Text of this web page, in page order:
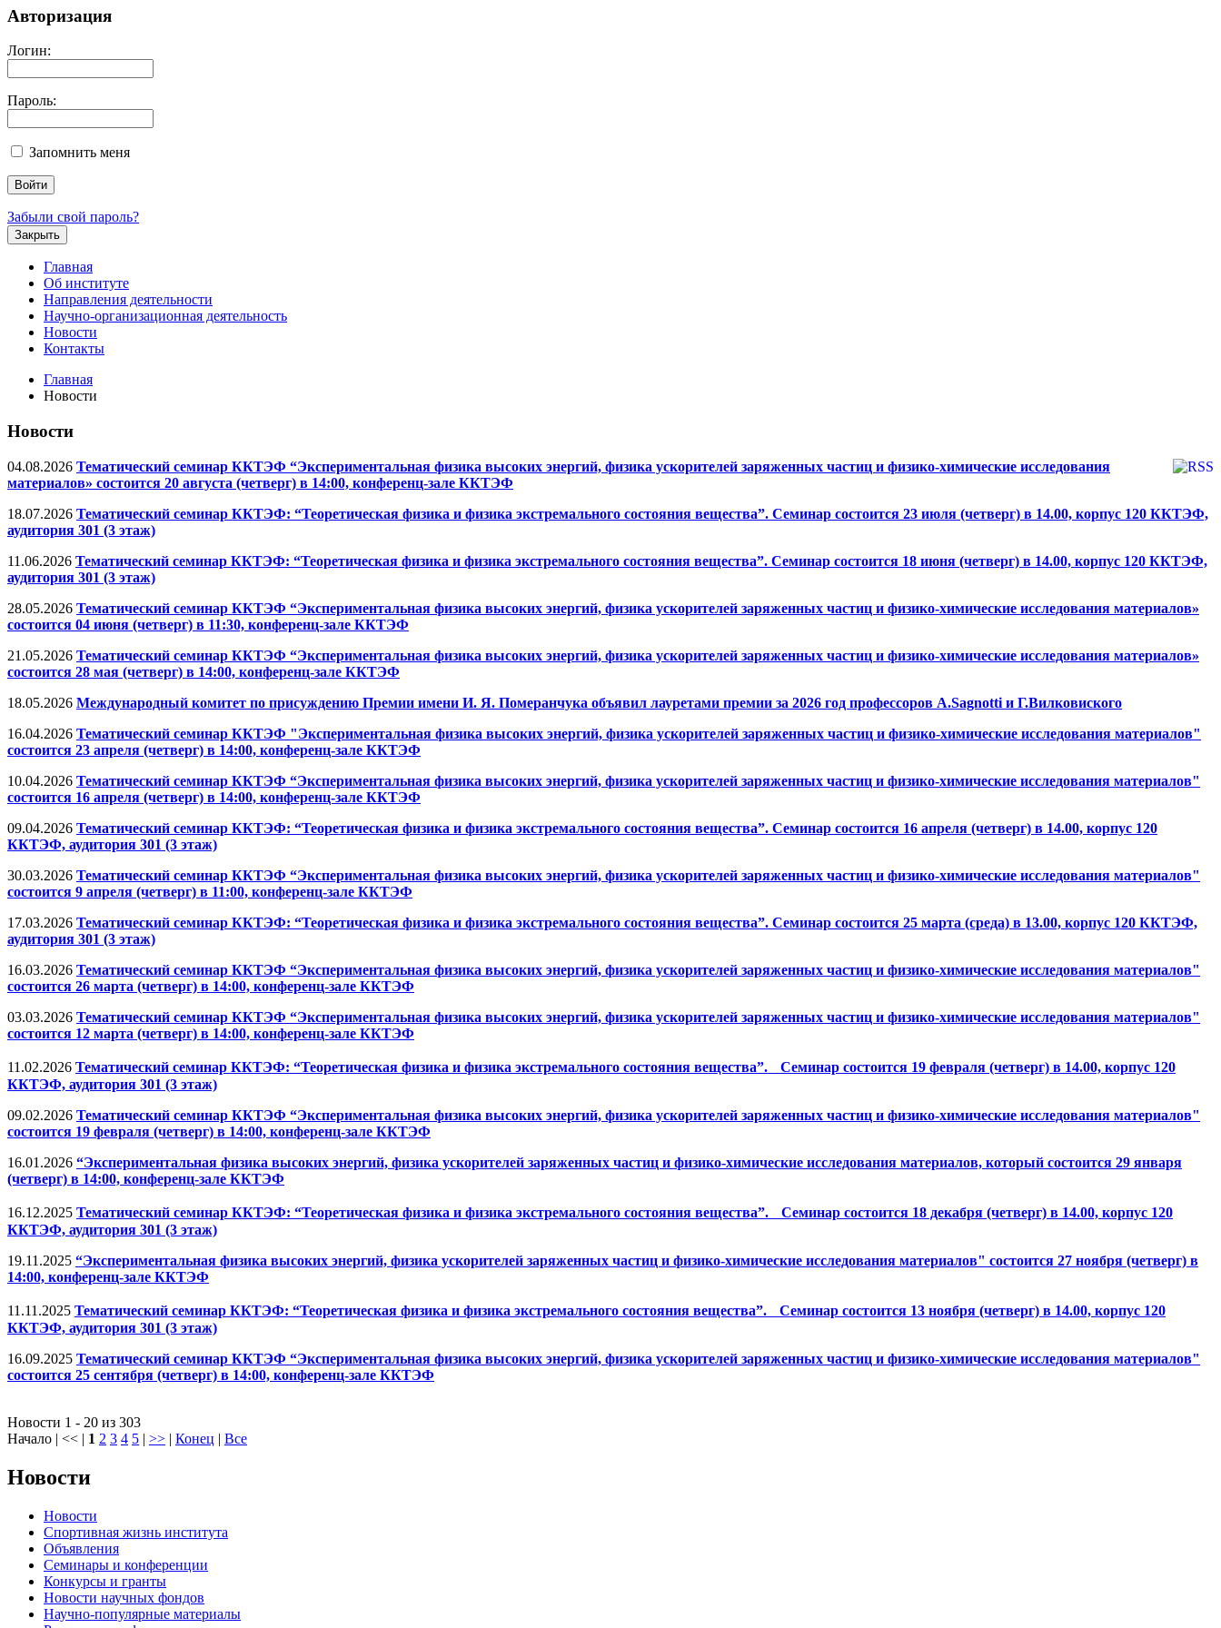
Авторизация
Логин:
Пароль:
Запомнить меня
Забыли свой пароль?
Закрыть
Главная
Об институте
Направления деятельности
Научно-организационная деятельность
Новости
Контакты
Главная
Новости
Новости
04.08.2026 Тематический семинар ККТЭФ “Экспериментальная физика высоких энергий, физика ускорителей заряженных частиц и физико-химические исследования
материалов» состоится 20 августа (четверг) в 14:00, конференц-зале ККТЭФ
18.07.2026 Тематический семинар ККТЭФ: “Теоретическая физика и физика экстремального состояния вещества”. Семинар состоится 23 июля (четверг) в 14.00, корпус 120 ККТЭФ,
аудитория 301 (3 этаж)
11.06.2026 Тематический семинар ККТЭФ: “Теоретическая физика и физика экстремального состояния вещества”. Семинар состоится 18 июня (четверг) в 14.00, корпус 120 ККТЭФ,
аудитория 301 (3 этаж)
28.05.2026 Тематический семинар ККТЭФ “Экспериментальная физика высоких энергий, физика ускорителей заряженных частиц и физико-химические исследования материалов»
состоится 04 июня (четверг) в 11:30, конференц-зале ККТЭФ
21.05.2026 Тематический семинар ККТЭФ “Экспериментальная физика высоких энергий, физика ускорителей заряженных частиц и физико-химические исследования материалов»
состоится 28 мая (четверг) в 14:00, конференц-зале ККТЭФ
18.05.2026 Международный комитет по присуждению Премии имени И. Я. Померанчука объявил лауретами премии за 2026 год профессоров А.Sagnotti и Г.Вилковиского
16.04.2026 Тематический семинар ККТЭФ "Экспериментальная физика высоких энергий, физика ускорителей заряженных частиц и физико-химические исследования материалов"
состоится 23 апреля (четверг) в 14:00, конференц-зале ККТЭФ
10.04.2026 Тематический семинар ККТЭФ “Экспериментальная физика высоких энергий, физика ускорителей заряженных частиц и физико-химические исследования материалов"
состоится 16 апреля (четверг) в 14:00, конференц-зале ККТЭФ
09.04.2026 Тематический семинар ККТЭФ: “Теоретическая физика и физика экстремального состояния вещества”. Семинар состоится 16 апреля (четверг) в 14.00, корпус 120
ККТЭФ, аудитория 301 (3 этаж)
30.03.2026 Тематический семинар ККТЭФ “Экспериментальная физика высоких энергий, физика ускорителей заряженных частиц и физико-химические исследования материалов"
состоится 9 апреля (четверг) в 11:00, конференц-зале ККТЭФ
17.03.2026 Тематический семинар ККТЭФ: “Теоретическая физика и физика экстремального состояния вещества”. Семинар состоится 25 марта (среда) в 13.00, корпус 120 ККТЭФ,
аудитория 301 (3 этаж)
16.03.2026 Тематический семинар ККТЭФ “Экспериментальная физика высоких энергий, физика ускорителей заряженных частиц и физико-химические исследования материалов"
состоится 26 марта (четверг) в 14:00, конференц-зале ККТЭФ
03.03.2026 Тематический семинар ККТЭФ “Экспериментальная физика высоких энергий, физика ускорителей заряженных частиц и физико-химические исследования материалов"
состоится 12 марта (четверг) в 14:00, конференц-зале ККТЭФ
11.02.2026 Тематический семинар ККТЭФ: “Теоретическая физика и физика экстремального состояния вещества”. Семинар состоится 19 февраля (четверг) в 14.00, корпус 120
ККТЭФ, аудитория 301 (3 этаж)
09.02.2026 Тематический семинар ККТЭФ “Экспериментальная физика высоких энергий, физика ускорителей заряженных частиц и физико-химические исследования материалов"
состоится 19 февраля (четверг) в 14:00, конференц-зале ККТЭФ
16.01.2026 “Экспериментальная физика высоких энергий, физика ускорителей заряженных частиц и физико-химические исследования материалов, который состоится 29 января
(четверг) в 14:00, конференц-зале ККТЭФ
16.12.2025 Тематический семинар ККТЭФ: “Теоретическая физика и физика экстремального состояния вещества”. Семинар состоится 18 декабря (четверг) в 14.00, корпус 120
ККТЭФ, аудитория 301 (3 этаж)
19.11.2025 “Экспериментальная физика высоких энергий, физика ускорителей заряженных частиц и физико-химические исследования материалов" состоится 27 ноября (четверг) в
14:00, конференц-зале ККТЭФ
11.11.2025 Тематический семинар ККТЭФ: “Теоретическая физика и физика экстремального состояния вещества”. Семинар состоится 13 ноября (четверг) в 14.00, корпус 120
ККТЭФ, аудитория 301 (3 этаж)
16.09.2025 Тематический семинар ККТЭФ “Экспериментальная физика высоких энергий, физика ускорителей заряженных частиц и физико-химические исследования материалов"
состоится 25 сентября (четверг) в 14:00, конференц-зале ККТЭФ
Новости 1 - 20 из 303
Начало | << | 1 2 3 4 5 | >> | Конец | Все
Новости
Новости
Спортивная жизнь института
Объявления
Семинары и конференции
Конкурсы и гранты
Новости научных фондов
Научно-популярные материалы